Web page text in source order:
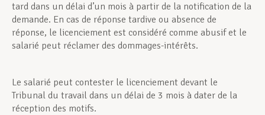
tard dans un délai d’un mois à partir de la notification de la
demande. En cas de réponse tardive ou absence de
réponse, le licenciement est considéré comme abusif et le
salarié peut réclamer des dommages-intérêts.
Le salarié peut contester le licenciement devant le
Tribunal du travail dans un délai de 3 mois à dater de la
réception des motifs.